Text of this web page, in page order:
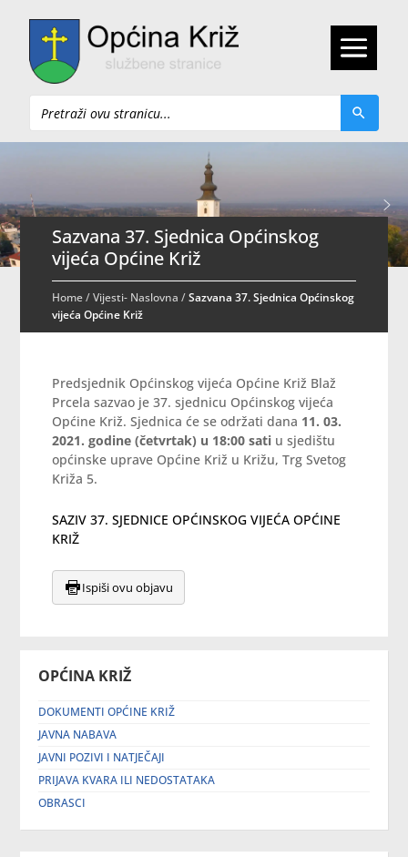
Pretraži
OPĆINA KRIŽ
DOKUMENTI OPĆINE KRIŽ
JAVNA NABAVA
JAVNI POZIVI I NATJEČAJI
PRIJAVA KVARA ILI NEDOSTATAKA
OBRASCI
Sazvana 37. Sjednica Općinskog
vijeća Općine Križ
Home/Vijesti- Naslovna /Sazvana 37. Sjednica Općinskog
vijeća Općine Križ
Predsjednik Općinskog vijeća Općine Križ Blaž
Prcela sazvao je 37. sjednicu Općinskog vijeća
Općine Križ. Sjednica će se održati dana 11. 03.
2021. godine (četvrtak) u 18:00 sati u sjedištu
općinske uprave Općine Križ u Križu, Trg Svetog
Križa 5.
SAZIV 37. SJEDNICE OPĆINSKOG VIJEĆA OPĆINE
KRIŽ
Ispiši ovu objavu